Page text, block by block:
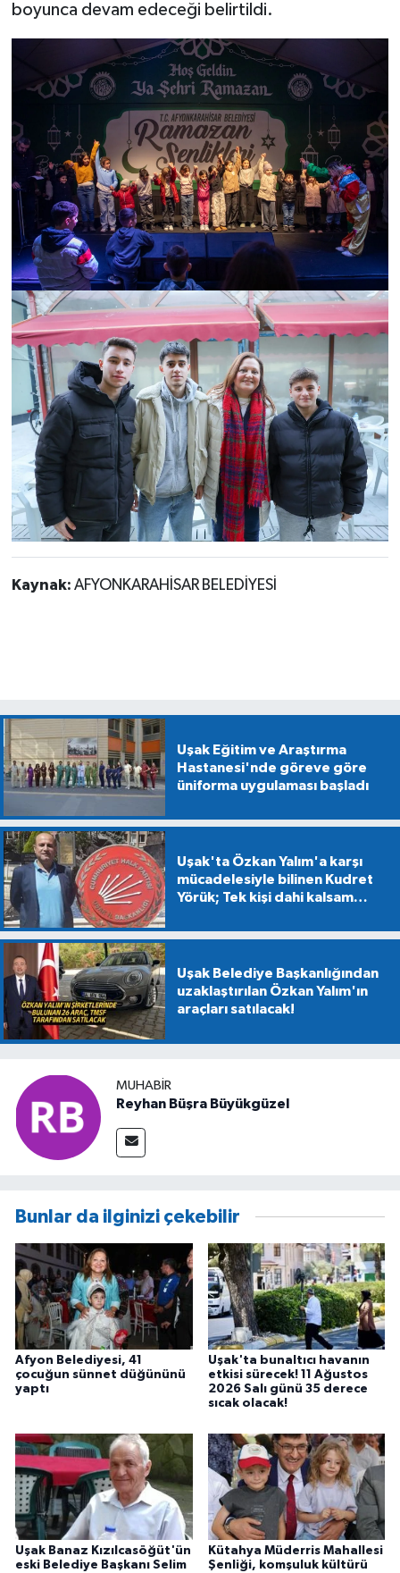
boyunca devam edeceği belirtildi.
Kaynak: AFYONKARAHİSAR BELEDİYESİ
Uşak Eğitim ve Araştırma
Hastanesi'nde göreve göre
üniforma uygulaması başladı
Uşak'ta Özkan Yalım'a karşı
mücadelesiyle bilinen Kudret
Yörük; Tek kişi dahi kalsam
Uşak Belediye Başkanlığından
uzaklaştırılan Özkan Yalım'ın
araçları satılacak!
MUHABIR
Reyhan Büşra Büyükgüzel
Bunlar da ilginizi çekebilir
Afyon Belediyesi, 41
çocuğun sünnet düğününü
yaptı
Uşak'ta bunaltıcı havanın
etkisi sürecek! 11 Ağustos
2026 Salı günü 35 derece
sıcak olacak!
Uşak Banaz Kızılcasöğüt'ün
eski Belediye Başkanı Selim
Kütahya Müderris Mahallesi
Şenliği, komşuluk kültürü